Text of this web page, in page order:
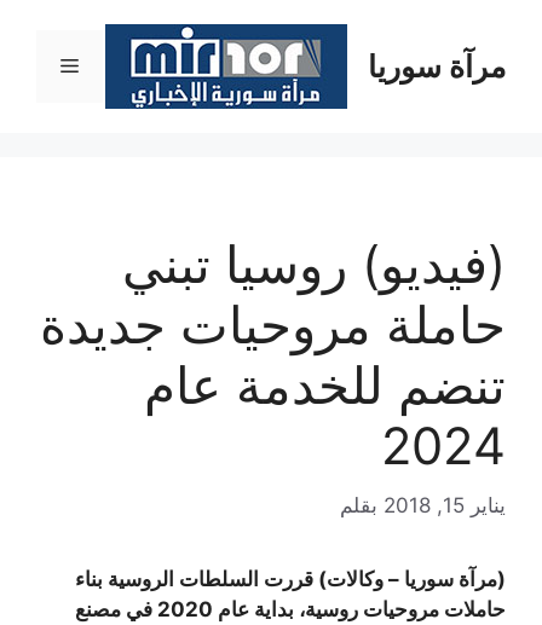
المحتوىمرآة سوريا القائمة
(فيديو) روسيا تبني
حاملة مروحيات جديدة
تنضم للخدمة عام
2024
يناير 15, 2018 بقلم
(مرآة سوريا – وكالات) قررت السلطات الروسية بناء
حاملات مروحيات روسية، بداية عام 2020 في مصنع